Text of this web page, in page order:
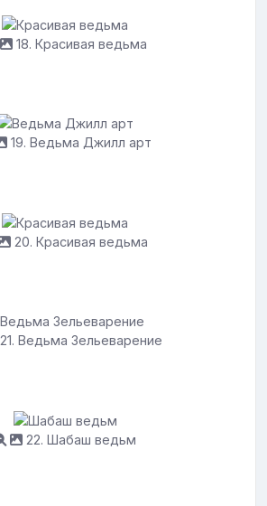
18. Красивая ведьма
19. Ведьма Джилл арт
20. Красивая ведьма
21. Ведьма Зельеварение
22. Шабаш ведьм